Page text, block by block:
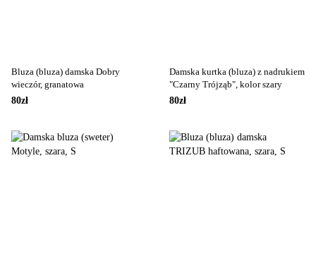
Bluza (bluza) damska Dobry
wieczór, granatowa
80zł
Damska kurtka (bluza) z nadrukiem
"Czarny Trójząb", kolor szary
80zł